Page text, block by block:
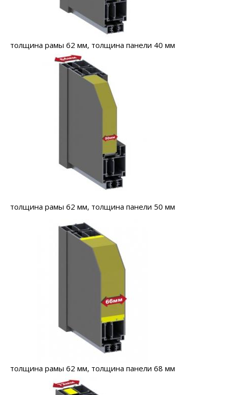
толщина рамы 62 мм, толщина панели 40 мм
толщина рамы 62 мм, толщина панели 50 мм
толщина рамы 62 мм, толщина панели 68 мм